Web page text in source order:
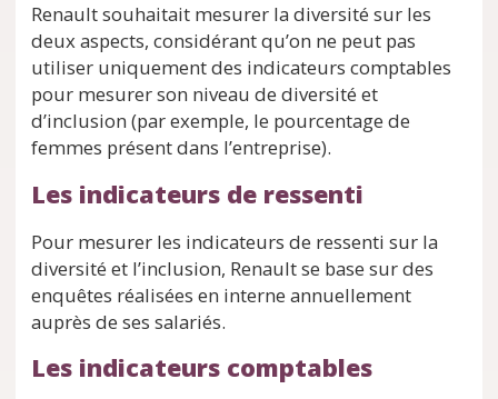
Renault souhaitait mesurer la diversité sur les
deux aspects, considérant qu’on ne peut pas
utiliser uniquement des indicateurs comptables
pour mesurer son niveau de diversité et
d’inclusion (par exemple, le pourcentage de
femmes présent dans l’entreprise).
Les indicateurs de ressenti
Pour mesurer les indicateurs de ressenti sur la
diversité et l’inclusion, Renault se base sur des
enquêtes réalisées en interne annuellement
auprès de ses salariés.
Les indicateurs comptables